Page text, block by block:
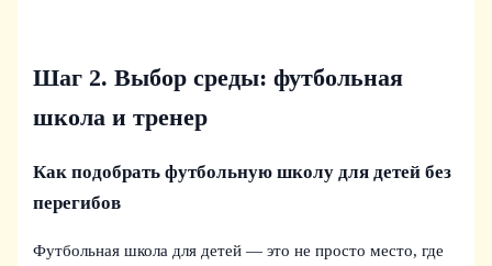
Шаг 2. Выбор среды: футбольная
школа и тренер
Как подобрать футбольную школу для детей без
перегибов
Футбольная школа для детей — это не просто место, где